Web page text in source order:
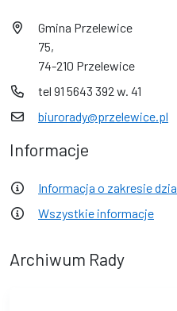
Gmina Przelewice
75,
74-210 Przelewice
tel 91 5643 392 w. 41
biurorady@przelewice.pl
Informacje
Informacja o zakresie
Wszystkie informacje
Archiwum Rady